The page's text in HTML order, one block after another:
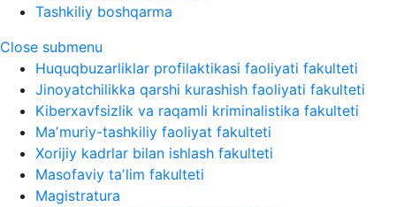
Tashkiliy boshqarma
Close submenu
Huquqbuzarliklar profilaktikasi faoliyati fakulteti
Jinoyatchilikka qarshi kurashish faoliyati fakulteti
Kiberxavfsizlik va raqamli kriminalistika fakulteti
Maʼmuriy-tashkiliy faoliyat fakulteti
Xorijiy kadrlar bilan ishlash fakulteti
Masofaviy taʼlim fakulteti
Magistratura